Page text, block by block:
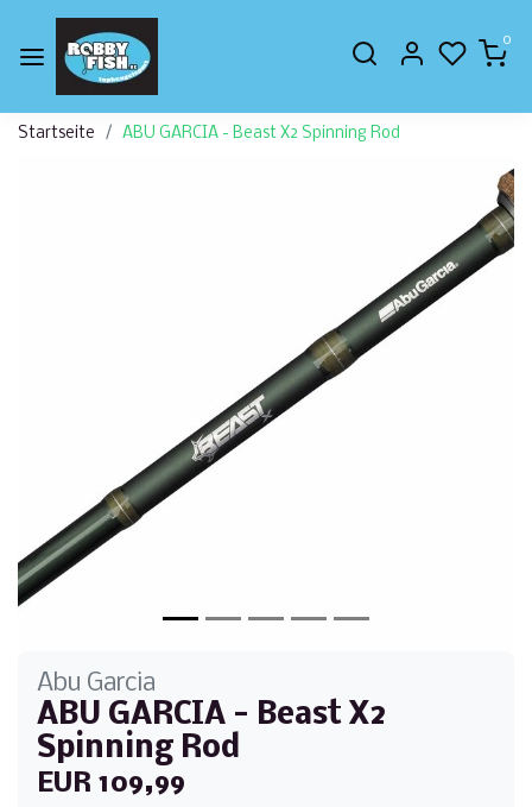
0
Startseite ABU GARCIA - Beast X2 Spinning Rod
Abu Garcia
ABU GARCIA - Beast X2
Spinning Rod
EUR 109,99